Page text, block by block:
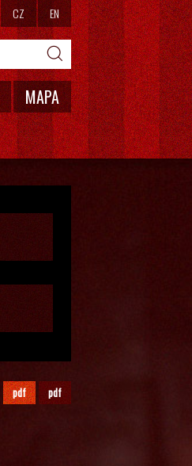
MAPA
CZ EN
pdf pdf